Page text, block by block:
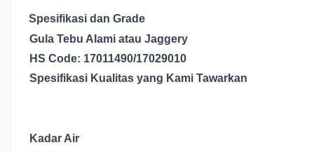
Spesifikasi dan Grade
Gula Tebu Alami atau Jaggery
HS Code: 17011490/17029010
Spesifikasi Kualitas yang Kami Tawarkan
Kadar Air